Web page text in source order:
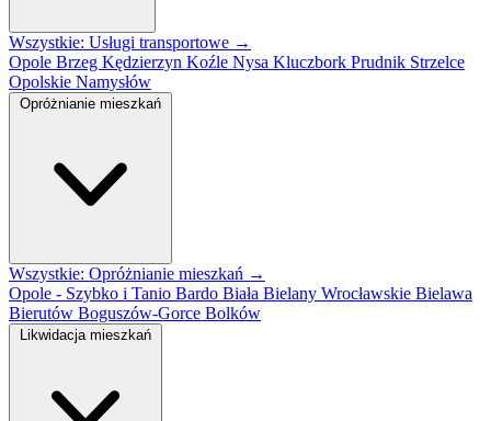
Wszystkie: Usługi transportowe →
Opole Brzeg Kędzierzyn Koźle Nysa Kluczbork Prudnik Strzelce
Opolskie Namysłów
Opróżnianie mieszkań
Wszystkie: Opróżnianie mieszkań →
Opole - Szybko i Tanio Bardo Biała Bielany Wrocławskie Bielawa
Bierutów Boguszów-Gorce Bolków
Likwidacja mieszkań